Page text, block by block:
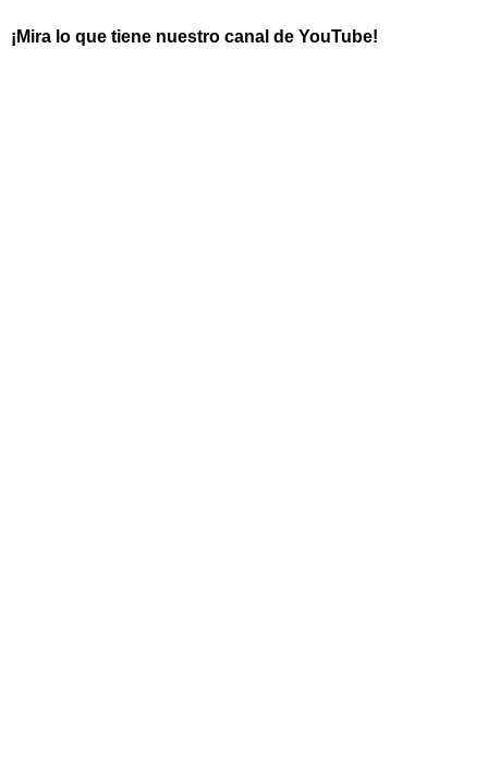
¡Mira lo que tiene nuestro canal de YouTube!